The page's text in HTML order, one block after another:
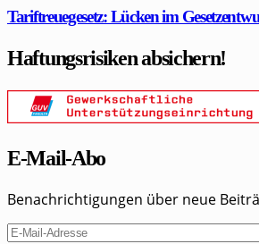
Tariftreuegesetz: Lücken im
Haftungsrisiken absichern!
E-Mail-Abo
Benachrichtigungen über neue
E-